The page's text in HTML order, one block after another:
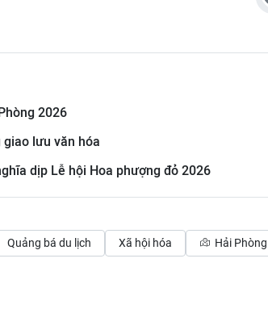
2026
giao lưu văn hóa
dịp Lễ hội Hoa phượng đỏ 2026
Quảng bá du lịch Xã hội hóa Hải Phòng